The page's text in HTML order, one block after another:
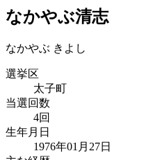
なかやぶ清志
なかやぶ きよし
選挙区
太子町
当選回数
4回
生年月日
1976年01月27日